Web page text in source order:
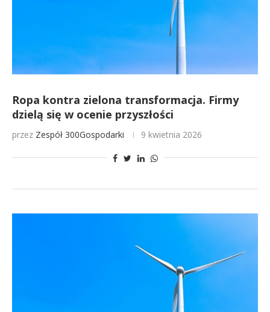
Ropa kontra zielona transformacja. Firmy
dzielą się w ocenie przyszłości
przez Zespół 300Gospodarki 9 kwietnia 2026